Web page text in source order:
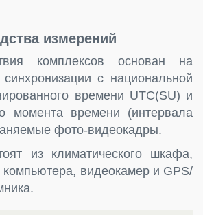
измерений
комплексов основан на
синхронизации с национальной
времени UTC(SU) и
момента времени (интервала
фото-видеокадры.
из климатического шкафа,
видеокамер и GPS/